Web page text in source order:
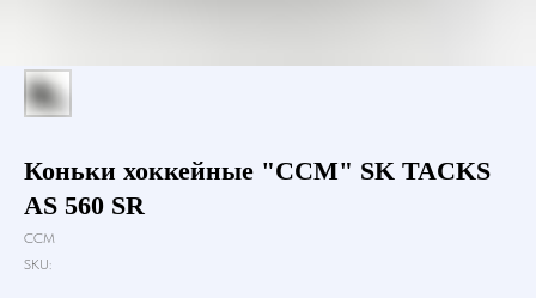
Коньки хоккейные "CCM" SK TACKS
AS 560 SR
CCM
SKU: